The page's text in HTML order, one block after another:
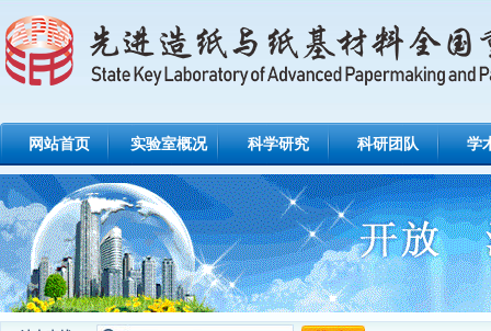
网站首页 实验室概况 科学研究 科研团队 学